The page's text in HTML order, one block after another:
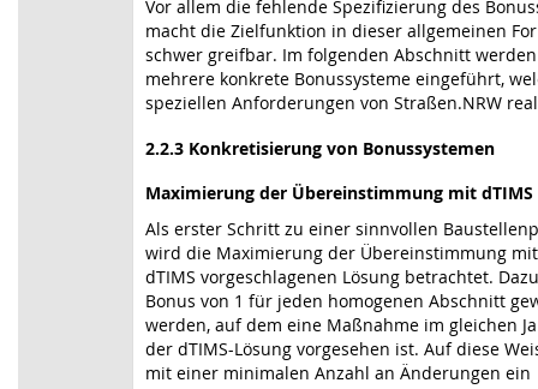
Vor allem die fehlende Spezifizierung des
macht die Zielfunktion in dieser allgemeinen
schwer greifbar. Im folgenden Abschnitt
mehrere konkrete Bonussysteme eingeführt,
speziellen Anforderungen von Straßen.NRW
2.2.3 Konkretisierung von Bonussystemen
Maximierung der Übereinstimmung mit dTIMS
Als erster Schritt zu einer sinnvollen
wird die Maximierung der Übereinstimmung
dTIMS vorgeschlagenen Lösung betrachtet.
Bonus von 1 für jeden homogenen Abschnitt
werden, auf dem eine Maßnahme im gleichen
der dTIMS-Lösung vorgesehen ist. Auf diese
mit einer minimalen Anzahl an Änderungen ein